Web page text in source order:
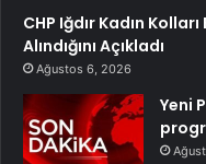
CHP Iğdır Kadın
Alındığını Açıkladı
Ağustos 6, 2026
Yeni